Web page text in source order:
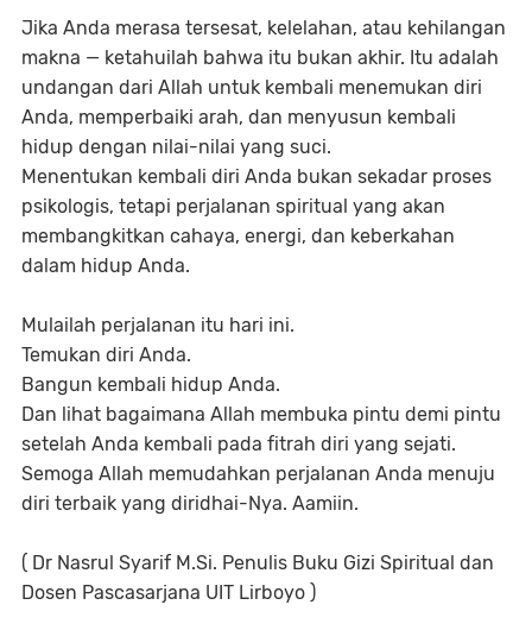
Jika Anda merasa tersesat, kelelahan, atau kehilangan
makna — ketahuilah bahwa itu bukan akhir. Itu adalah
undangan dari Allah untuk kembali menemukan diri
Anda, memperbaiki arah, dan menyusun kembali
hidup dengan nilai-nilai yang suci.
Menentukan kembali diri Anda bukan sekadar proses
psikologis, tetapi perjalanan spiritual yang akan
membangkitkan cahaya, energi, dan keberkahan
dalam hidup Anda.
Mulailah perjalanan itu hari ini.
Temukan diri Anda.
Bangun kembali hidup Anda.
Dan lihat bagaimana Allah membuka pintu demi pintu
setelah Anda kembali pada fitrah diri yang sejati.
Semoga Allah memudahkan perjalanan Anda menuju
diri terbaik yang diridhai-Nya. Aamiin.
( Dr Nasrul Syarif M.Si. Penulis Buku Gizi Spiritual dan
Dosen Pascasarjana UIT Lirboyo )